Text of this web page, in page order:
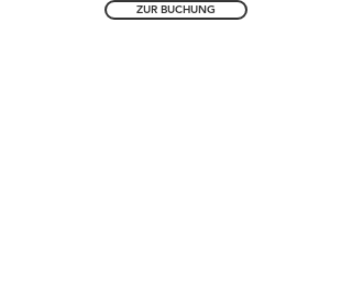
ZUR BUCHUNG